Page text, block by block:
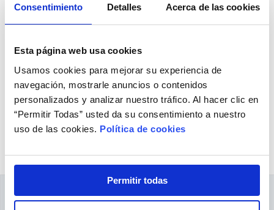
Consentimiento Detalles Acerca de las cookies
Esta página web usa cookies
Usamos cookies para mejorar su experiencia de
navegación, mostrarle anuncios o contenidos
personalizados y analizar nuestro tráfico. Al hacer clic en
“Permitir Todas” usted da su consentimiento a nuestro
uso de las cookies. Política de cookies
Permitir todas
promoción especial en una selección de productos
CooperVision, disponible durante un periodo limitado.
Aprovecha esta oportunidad para comprar tus lentes
ESPECIFICACIONES TÉCNICAS